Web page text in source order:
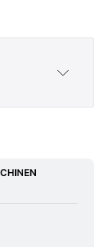
artik
whatsapp-